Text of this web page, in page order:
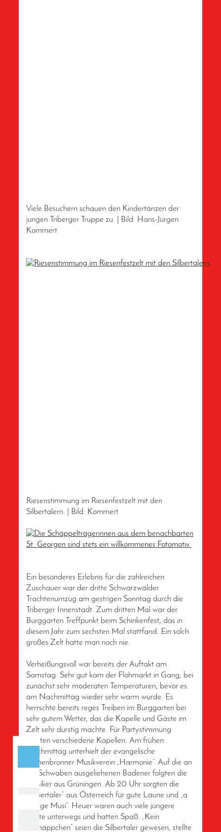
Viele Besuchern schauen den Kindertänzen der
jungen Triberger Truppe zu. | Bild: Hans-Jürgen
Kommert
Riesenstimmung im Riesenfestzelt mit den
Silbertalern. | Bild: Kommert
Ein besonderes Erlebnis für die zahlreichen
Zuschauer war der dritte Schwarzwälder
Trachtenumzug am gestrigen Sonntag durch die
Triberger Innenstadt. Zum dritten Mal war der
Burggarten Treffpunkt beim Schinkenfest, das in
diesem Jahr zum sechsten Mal stattfand. Ein solch
großes Zelt hatte man noch nie.
Verheißungsvoll war bereits der Auftakt am
Samstag. Sehr gut kam der Flohmarkt in Gang, bei
zunächst sehr moderaten Temperaturen, bevor es
am Nachmittag wieder sehr warm wurde. Es
herrschte bereits reges Treiben im Burggarten bei
sehr gutem Wetter, das die Kapelle und Gäste im
Zelt sehr durstig machte. Für Partystimmung
sorgten verschiedene Kapellen. Am frühen
Nachmittag unterhielt der evangelische
Tennenbronner Musikverein „Harmonie“. Auf die an
die Schwaben ausgeliehenen Badener folgten die
Musiker aus Grüningen. Ab 20 Uhr sorgten die
„Silbertaler“ aus Österreich für gute Laune und „a
fetzige Musi“. Heuer waren auch viele jüngere
Leute unterwegs und hatten Spaß. „Kein
Schnäppchen“ seien die Silbertaler gewesen, stellte